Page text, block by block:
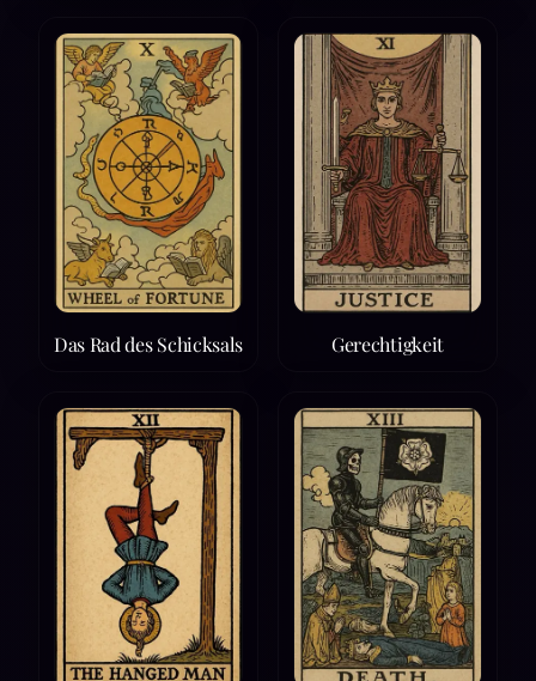
Das Rad des Schicksals Gerechtigkeit